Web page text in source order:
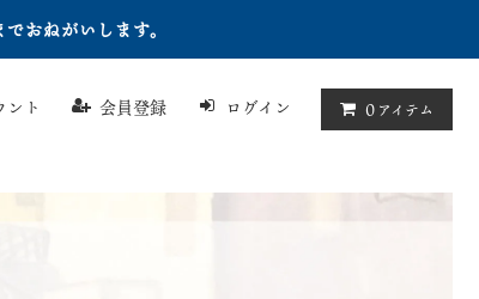
おねがいします。
ント 会員登録 ログイン 0 アイテム